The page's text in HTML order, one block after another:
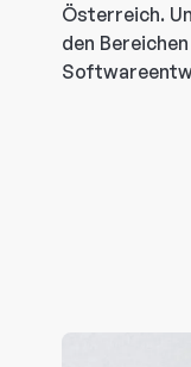
Österreich.
den